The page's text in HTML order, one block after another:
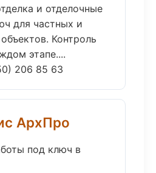
и отделочные
для частных и
Контроль
этапе....
206 85 63
АрхПро
под ключ в